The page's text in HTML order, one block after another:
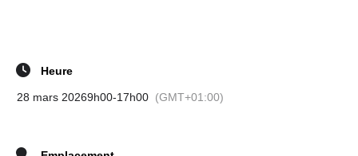
Heure
28 mars 20269h00-17h00 (GMT+01:00)